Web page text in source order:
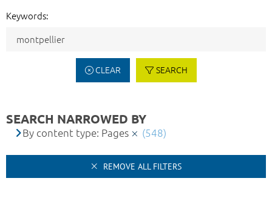
Keywords:
CLEAR SEARCH
SEARCH NARROWED BY
By content type: Pages (548)
REMOVE ALL FILTERS